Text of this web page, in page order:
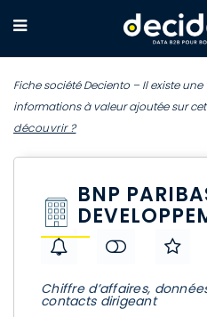
Fiche société Deciento – Il existe
informations à valeur ajoutée sur
découvrir ?
BNP
Chiffre d’affaires,
contacts dirigeant